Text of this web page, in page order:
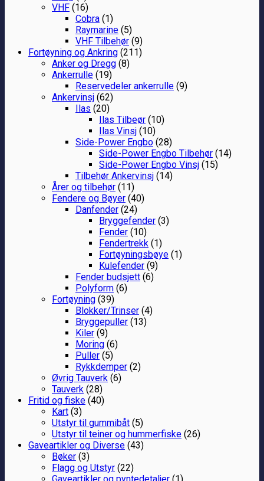
VHF (16)
Cobra (1)
Raymarine (5)
VHF Tilbehør (9)
Fortøyning og Ankring (211)
Anker og Dregg (8)
Ankerrulle (19)
Reservedeler ankerrulle (9)
Ankervinsj (62)
Ilas (20)
Ilas Tilbeør (10)
Ilas Vinsj (10)
Side-Power Engbo (28)
Side-Power Engbo Tilbehør (14)
Side-Power Engbo Vinsj (15)
Tilbehør Ankervinsj (14)
Årer og tilbehør (11)
Fendere og Bøyer (40)
Danfender (24)
Bryggefender (3)
Fender (10)
Fendertrekk (1)
Fortøyningsbøye (1)
Kulefender (9)
Fender budsjett (6)
Polyform (6)
Fortøyning (39)
Blokker/Trinser (4)
Bryggepuller (13)
Kiler (9)
Moring (6)
Puller (5)
Rykkdemper (2)
Øvrig Tauverk (6)
Tauverk (28)
Fritid og fiske (40)
Kart (3)
Utstyr til gummibåt (5)
Utstyr til teiner og hummerfiske (26)
Gaveartikler og Diverse (43)
Bøker (3)
Flagg og Utstyr (22)